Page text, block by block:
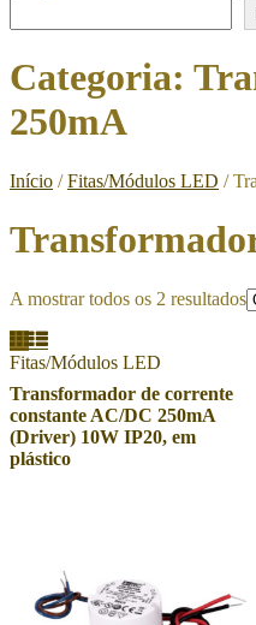
Categoria:
250mA
Início /Fitas/Módulos LED /
A mostrar todos os 2 resultados
Fitas/Módulos LED
Transformador de corrente
constante AC/DC 250mA
(Driver) 10W IP20, em
plástico